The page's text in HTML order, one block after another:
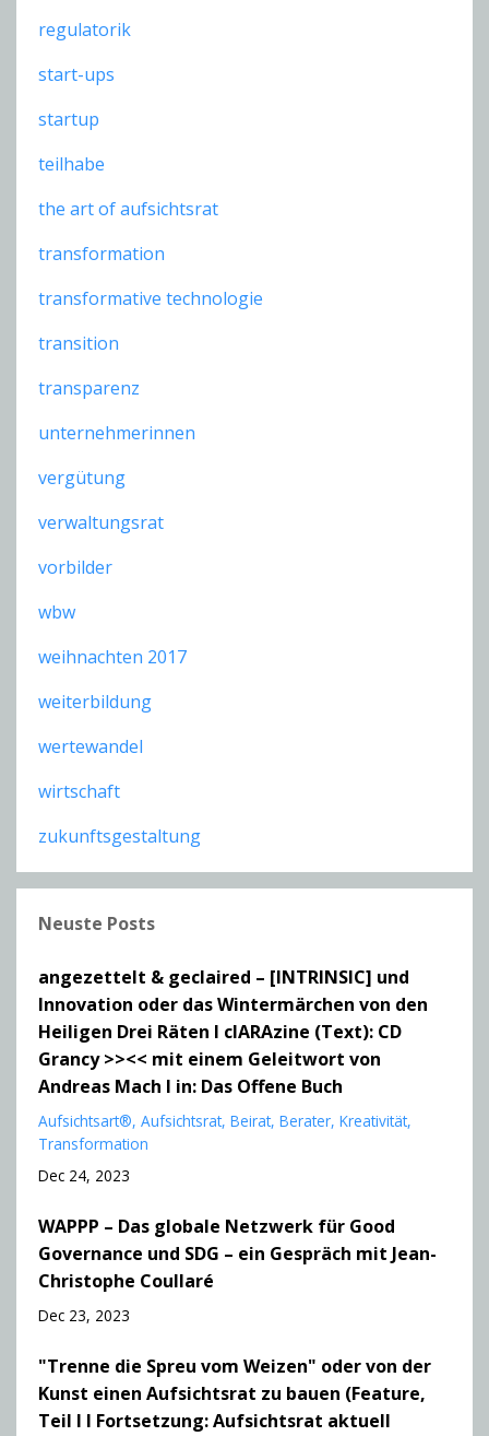
regulatorik
start-ups
startup
teilhabe
the art of aufsichtsrat
transformation
transformative technologie
transition
transparenz
unternehmerinnen
vergütung
verwaltungsrat
vorbilder
wbw
weihnachten 2017
weiterbildung
wertewandel
wirtschaft
zukunftsgestaltung
Neuste Posts
angezettelt & geclaired – [INTRINSIC] und
Innovation oder das Wintermärchen von den
Heiligen Drei Räten I clARAzine (Text): CD
Grancy >><< mit einem Geleitwort von
Andreas Mach I in: Das Offene Buch
Aufsichtsart® Aufsichtsrat Beirat Berater Kreativität
Transformation
Dec 24, 2023
WAPPP – Das globale Netzwerk für Good
Governance und SDG – ein Gespräch mit Jean-
Christophe Coullaré
Dec 23, 2023
"Trenne die Spreu vom Weizen" oder von der
Kunst einen Aufsichtsrat zu bauen (Feature,
Teil I I Fortsetzung: Aufsichtsrat aktuell